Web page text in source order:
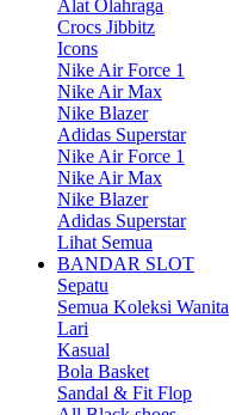
Alat Olahraga
Crocs Jibbitz
Icons
Nike Air Force 1
Nike Air Max
Nike Blazer
Adidas Superstar
Nike Air Force 1
Nike Air Max
Nike Blazer
Adidas Superstar
Lihat Semua
BANDAR SLOT
Sepatu
Semua Koleksi Wanita
Lari
Kasual
Bola Basket
Sandal & Fit Flop